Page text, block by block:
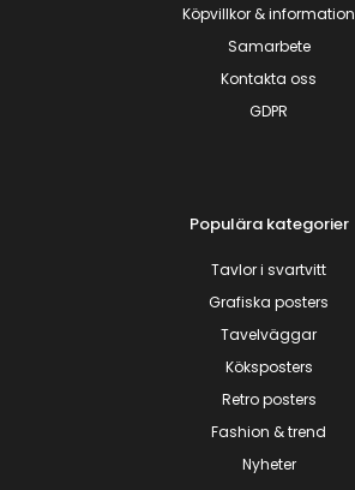
Köpvillkor & information
Samarbete
Kontakta oss
GDPR
Populära kategorier
Tavlor i svartvitt
Grafiska posters
Tavelväggar
Köksposters
Retro posters
Fashion & trend
Nyheter